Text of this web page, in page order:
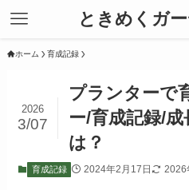
ときめくガ
ホーム 育成記録
プランターで
ー/育成記録/
は？
2026
3/07
育成記録 2024年2月17日 2026